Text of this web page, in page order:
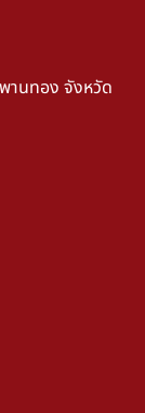
านทอง จังหวัด